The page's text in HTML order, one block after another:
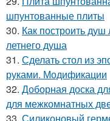
шпунтованные плиты
30. Как построить
летнего душа
31. Сделать стол из
руками. Модификации
32. Доборная доска
для межкомнатных
33. Силиконовый